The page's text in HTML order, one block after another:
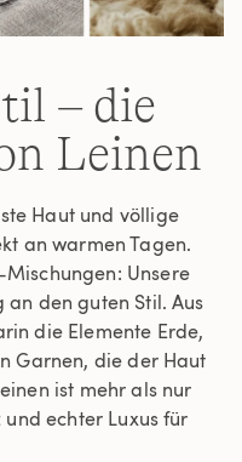
– die
Leinen
Haut und völlige
an warmen Tagen.
Unsere
an den guten Stil. Aus
die Elemente Erde,
Garnen, die der Haut
ist mehr als nur
echter Luxus für